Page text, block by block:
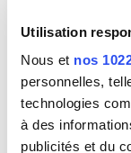
Utilisation
Nous et nos
personnelles,
technologies
à des
publicités et du
cosmique. Ainsi,
prenant sens dans
de pensée
qu’à son expression.
Nous avons choisi
des productions